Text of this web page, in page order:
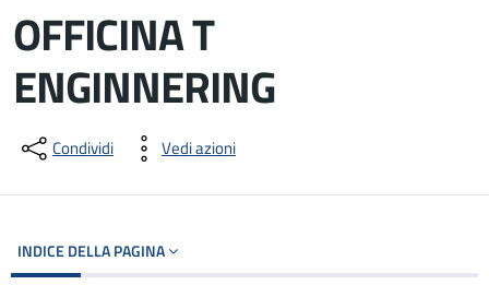
OFFICINA T
ENGINNERING
Dettagli del documento
Condividi Vedi azioni
INDICE DELLA PAGINA